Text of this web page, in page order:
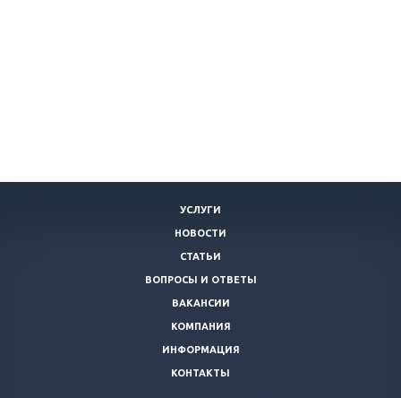
УСЛУГИ
НОВОСТИ
СТАТЬИ
ВОПРОСЫ И ОТВЕТЫ
ВАКАНСИИ
КОМПАНИЯ
ИНФОРМАЦИЯ
КОНТАКТЫ